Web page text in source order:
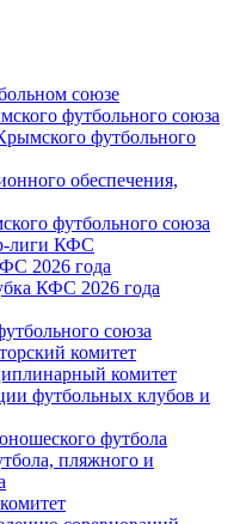
союзе
футбольного союза
футбольного
обеспечения,
футбольного союза
лиги КФС
2026 года
КФС 2026 года
союза
комитет
комитет
футбольных клубов и
футбола
пляжного и